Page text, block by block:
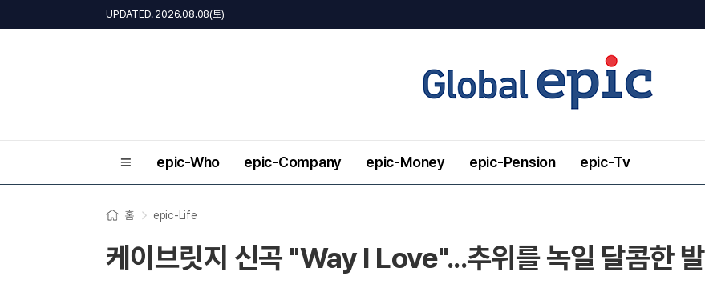
UPDATED. 2026.08.08(토)
epic-Who epic-Company epic-Money epic-Pension epic-Tv
홈 epic-Life
케이브릿지 신곡 "Way I Love"...추위를 녹일 달콤한